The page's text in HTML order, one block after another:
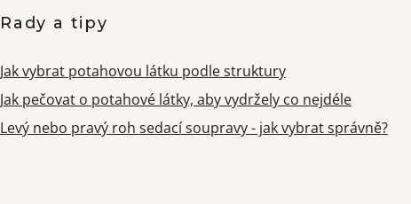
Rady a tipy
Jak vybrat potahovou látku podle struktury
Jak pečovat o potahové látky, aby vydržely co nejdéle
Levý nebo pravý roh sedací soupravy - jak vybrat správně?